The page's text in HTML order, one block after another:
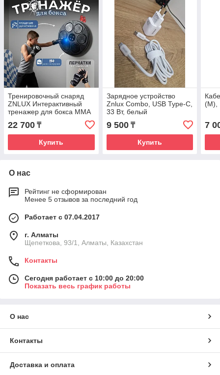
Тренировочный снаряд
ZNLUX Интерактивный
тренажер для бокса MMA
машина черный
22 700 ₸
Купить
Зарядное устройство
Znlux Combo, USB Type-C,
33 Вт, белый
9 500₸
Купить
(M),
7
О нас
Рейтинг не сформирован
Менее 5 отзывов за последний год
Работает с 07.04.2017
г. Алматы
Щепеткова, 93/1, Алматы, Казахстан
Контакты
Сегодня работает с 10:00 до 20:00
Показать весь график работы
О нас
Контакты
Доставка и оплата